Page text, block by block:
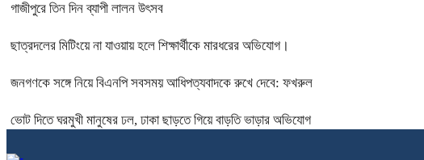
গাজীপুরে তিন দিন ব্যাপী লালন উৎসব
ছাত্রদলের মিটিংয়ে না যাওয়ায় হলে শিক্ষার্থীকে মারধরের অভিযোগ।
জনগণকে সঙ্গে নিয়ে বিএনপি সবসময় আধিপত্যবাদকে রুখে দেবে: ফখরুল
ভোট দিতে ঘরমুখী মানুষের ঢল, ঢাকা ছাড়তে গিয়ে বাড়তি ভাড়ার অভিযোগ